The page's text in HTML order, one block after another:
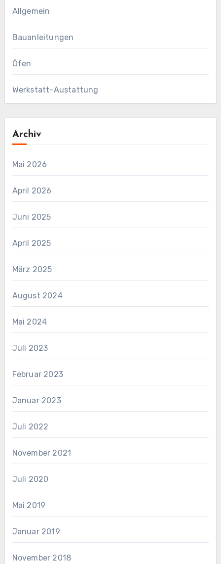
Allgemein
Bauanleitungen
Öfen
Werkstatt-Austattung
Archiv
Mai 2026
April 2026
Juni 2025
April 2025
März 2025
August 2024
Mai 2024
Juli 2023
Februar 2023
Januar 2023
Juli 2022
November 2021
Juli 2020
Mai 2019
Januar 2019
November 2018